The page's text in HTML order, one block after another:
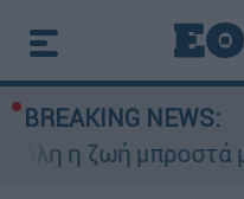
BREAKING NEWS:
μπροστά μου»